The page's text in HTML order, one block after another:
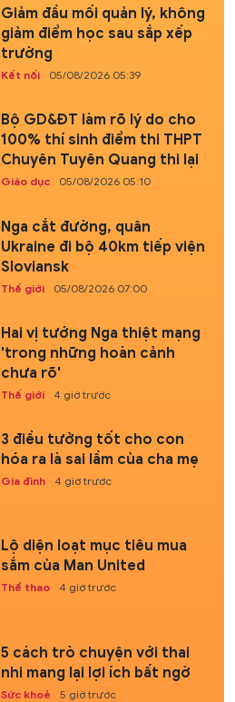
Giảm đầu mối quản lý, không
giảm điểm học sau sắp xếp
trường
Kết nối 05/08/2026 05:39
Bộ GD&ĐT làm rõ lý do cho
100% thí sinh điểm thi THPT
Chuyên Tuyên Quang thi lại
Giáo dục 05/08/2026 05:10
Nga cắt đường, quân
Ukraine đi bộ 40km tiếp viện
Sloviansk
Thế giới 05/08/2026 07:00
Hai vị tướng Nga thiệt mạng
'trong những hoàn cảnh
chưa rõ'
Thế giới 4 giờ trước
3 điều tưởng tốt cho con
hóa ra là sai lầm của cha mẹ
Gia đình 4 giờ trước
Lộ diện loạt mục tiêu mua
sắm của Man United
Thể thao 4 giờ trước
5 cách trò chuyện với thai
nhi mang lại lợi ích bất ngờ
Sức khoẻ 5 giờ trước